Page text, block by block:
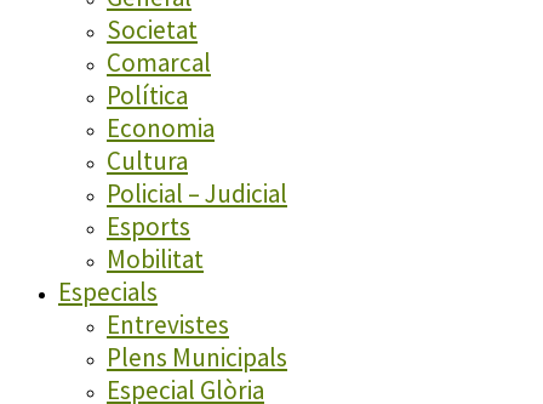
Societat
Comarcal
Política
Economia
Cultura
Policial – Judicial
Esports
Mobilitat
Especials
Entrevistes
Plens Municipals
Especial Glòria